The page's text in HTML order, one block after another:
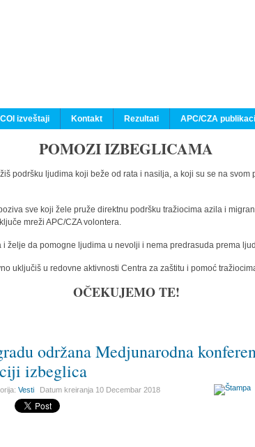
COI izveštaji Kontakt Rezultati APC/CZA
POMOZI IZBEGLICAMA
podršku ljudima koji beže od rata i nasilja, a koji su se na
sve koji žele pruže direktnu podršku tražiocima azila i
mreži APC/CZA volontera.
želje da pomogne ljudima u nevolji i nema predrasuda prema
uključiš u redovne aktivnosti Centra za zaštitu i pomoć
OČEKUJEMO TE!
održana Medjunarodna
izbeglica
Vesti Datum kreiranja 10 Decembar 2018